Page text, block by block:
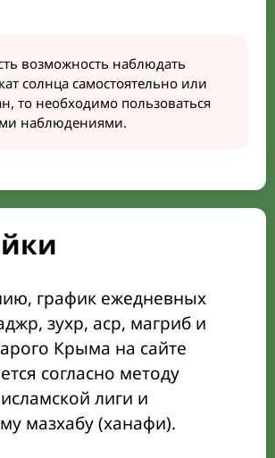
возможность наблюдать
солнца самостоятельно или
то необходимо пользоваться
наблюдениями.
график ежедневных
зухр, аср, магриб и
Крыма на сайте
согласно методу
лиги и
мазхабу (ханафи).